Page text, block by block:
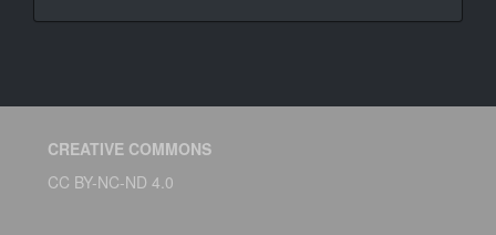
CREATIVE COMMONS
CC BY-NC-ND 4.0